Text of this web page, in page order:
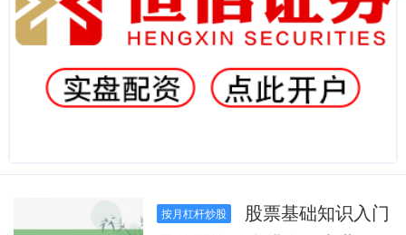
按月杠杆炒股